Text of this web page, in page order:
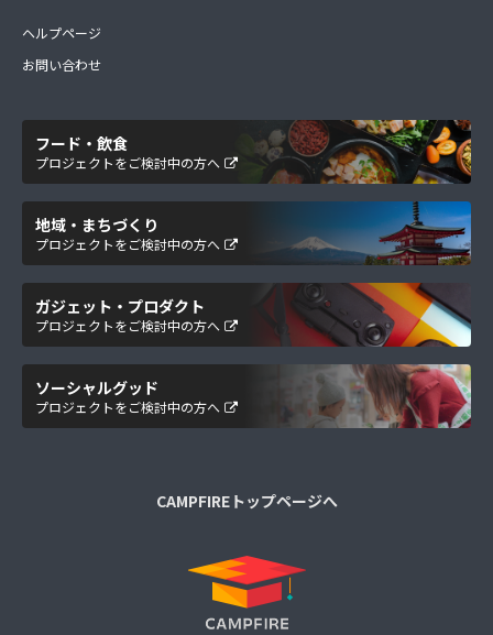
ヘルプページ
お問い合わせ
フード・飲食
プロジェクトをご検討中の方へ
地域・まちづくり
プロジェクトをご検討中の方へ
ガジェット・プロダクト
プロジェクトをご検討中の方へ
ソーシャルグッド
プロジェクトをご検討中の方へ
CAMPFIREトップページへ